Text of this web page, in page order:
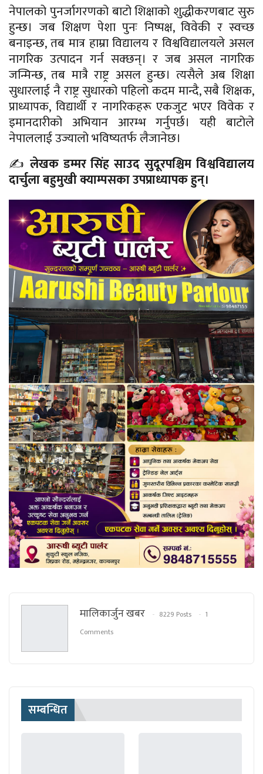
नेपालको पुनर्जागरणको बाटो शिक्षाको शुद्धीकरणबाट सुरु
हुन्छ। जब शिक्षण पेशा पुनः निष्पक्ष, विवेकी र स्वच्छ
बनाइन्छ, तब मात्र हाम्रा विद्यालय र विश्वविद्यालयले असल
नागरिक उत्पादन गर्न सक्छन्। र जब असल नागरिक
जन्मिन्छ, तब मात्रै राष्ट्र असल हुन्छ। त्यसैले अब शिक्षा
सुधारलाई नै राष्ट्र सुधारको पहिलो कदम मान्दै, सबै शिक्षक,
प्राध्यापक, विद्यार्थी र नागरिकहरू एकजुट भएर विवेक र
इमानदारीको अभियान आरम्भ गर्नुपर्छ। यही बाटोले
नेपाललाई उज्यालो भविष्यतर्फ लैजानेछ।
✍️ लेखक डम्मर सिंह साउद सुदूरपश्चिम विश्वविद्यालय
दार्चुला बहुमुखी क्याम्पसका उपप्राध्यापक हुन्।
मालिकार्जुन खबर 8229 Posts
1
Comments
सम्बन्धित